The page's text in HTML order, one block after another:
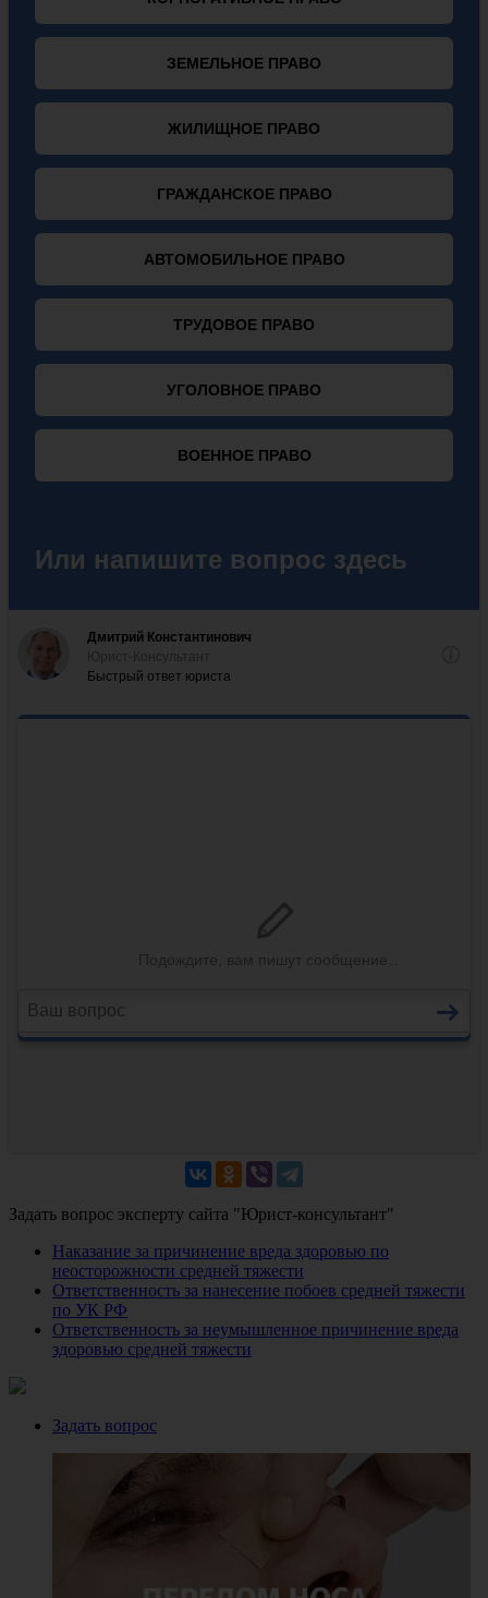
Задать вопрос эксперту сайта "Юрист-консультант"
Наказание за причинение вреда здоровью по
неосторожности средней тяжести
Ответственность за нанесение побоев средней тяжести
по УК РФ
Ответственность за неумышленное причинение вреда
здоровью средней тяжести
Задать вопрос